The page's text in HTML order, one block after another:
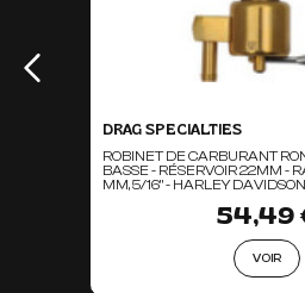
DRAG SPECIALTIES
ROBINET DE CARBURANT
BASSE - RÉSERVOIR 22MM -
MM, 5/16" - HARLEY
54,49
VOIR